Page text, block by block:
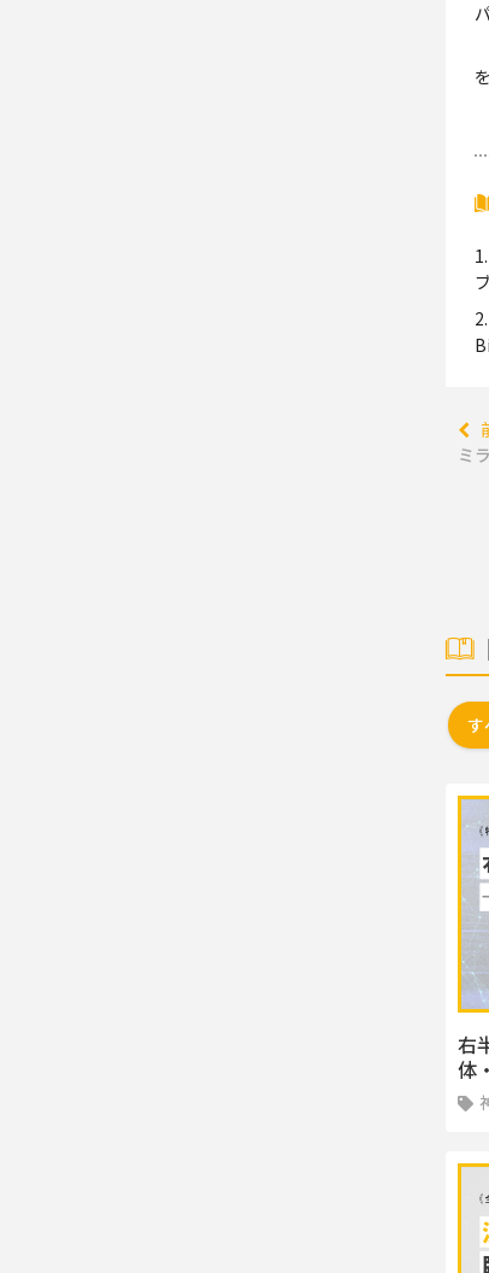
ミ
す
右
体